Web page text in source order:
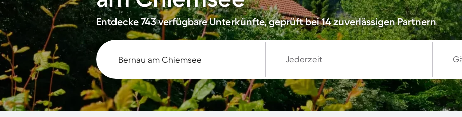
Entdecke 743 verfügbare Unterkünfte, geprüft bei 14 zuverlässigen Partnern
Jederzeit